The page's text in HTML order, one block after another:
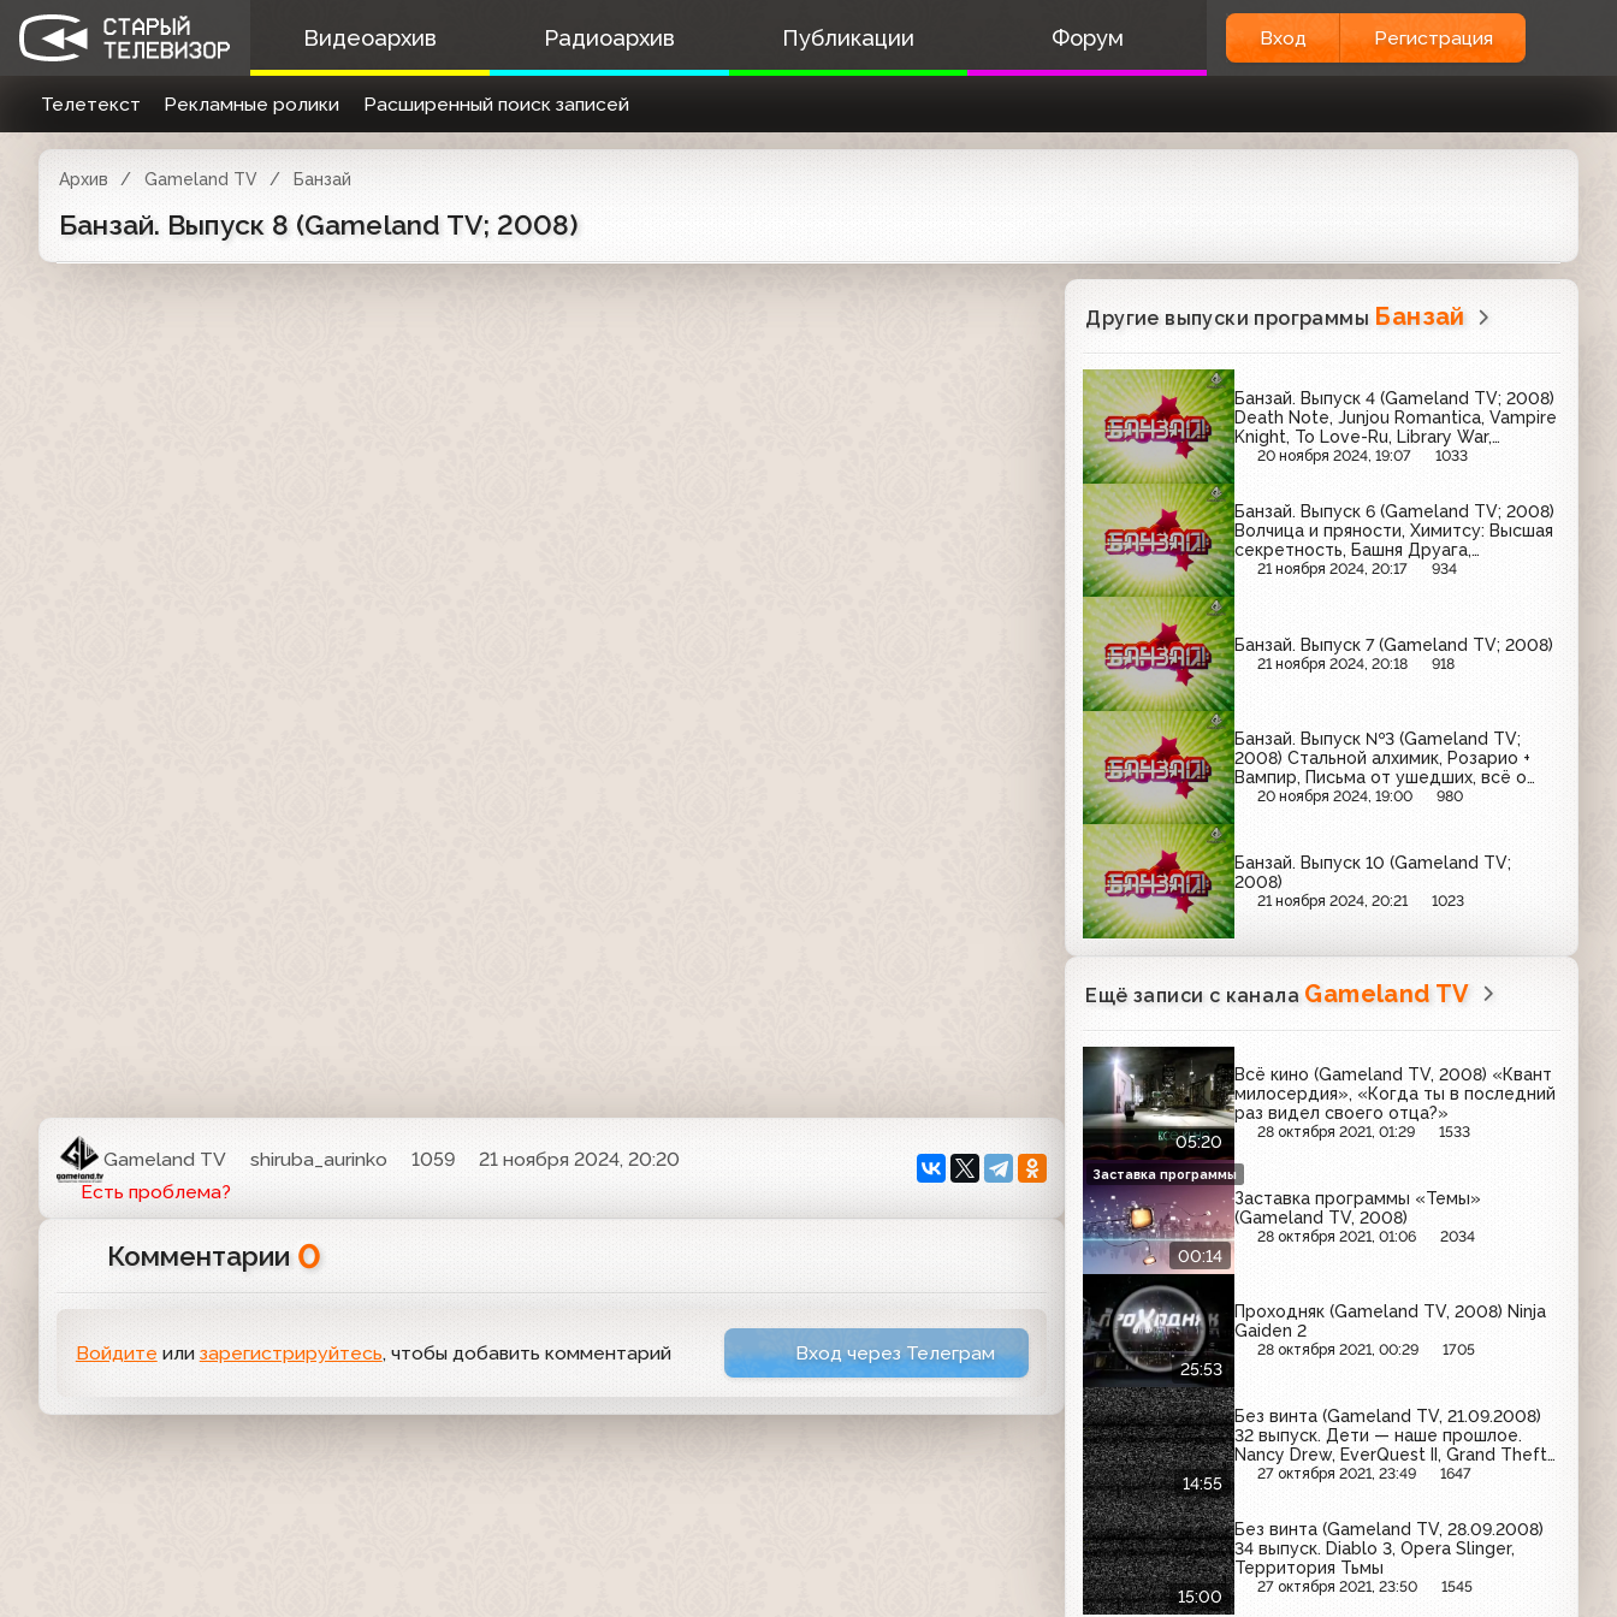
Видеоархив Радиоархив Публикации Форум Вход Регистрация
Телетекст Рекламные ролики Расширенный поиск записей
Архив Gameland TV Банзай
Банзай. Выпуск 8 (Gameland TV; 2008)
Gameland TV shiruba_aurinko 1059
21 ноября 2024, 20:20
Есть проблема?
Комментарии 0
Войдите или зарегистрируйтесь, чтобы добавить комментарий Вход через Телеграм
Другие выпуски программы Банзай
Банзай. Выпуск 4 (Gameland TV; 2008)
Death Note, Junjou Romantica, Vampire
Knight, To Love-Ru, Library War,
синтоизм, Lynch
20 ноября 2024, 19:07 1033
Банзай. Выпуск 6 (Gameland TV; 2008)
Волчица и пряности, Химитсу: Высшая
секретность, Башня Друага,
Хармагеддон, Аниме пати, Бомжи,
21 ноября 2024, 20:17 934
Банзай. Выпуск 7 (Gameland TV; 2008)
21 ноября 2024, 20:18 918
Банзай. Выпуск №3 (Gameland TV;
2008) Стальной алхимик, Розарио +
Вампир, Письма от ушедших, всё о
сакуре
20 ноября 2024, 19:00 980
Банзай. Выпуск 10 (Gameland TV;
2008)
21 ноября 2024, 20:21 1023
Ещё записи с канала Gameland TV
05:20
Всё кино (Gameland TV, 2008) «Квант
милосердия», «Когда ты в последний
раз видел своего отца?»
28 октября 2021, 01:29 1533
00:14
Заставка программы «Темы»
(Gameland TV, 2008)
28 октября 2021, 01:06 2034
Заставка программы
25:53
Проходняк (Gameland TV, 2008) Ninja
Gaiden 2
28 октября 2021, 00:29 1705
14:55
Без винта (Gameland TV, 21.09.2008)
32 выпуск. Дети — наше прошлое.
Nancy Drew, EverQuest II, Grand Theft
Auto, Dead Space
27 октября 2021, 23:49 1647
15:00
Без винта (Gameland TV, 28.09.2008)
34 выпуск. Diablo 3, Opera Slinger,
Территория Тьмы
27 октября 2021, 23:50 1545